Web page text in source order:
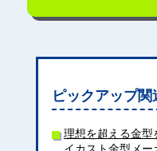
ピックアップ関
理想を超える金型